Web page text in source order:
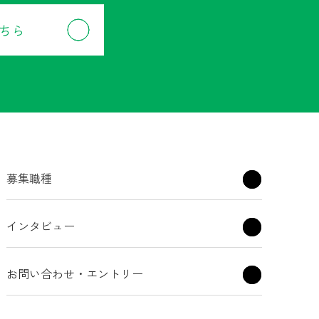
ら
募集職種
インタビュー
お問い合わせ・エントリー